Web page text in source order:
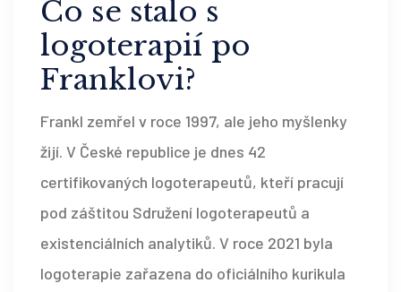
Co se stalo s
logoterapií po
Franklovi?
Frankl zemřel v roce 1997, ale jeho myšlenky
žijí. V České republice je dnes 42
certifikovaných logoterapeutů, kteří pracují
pod záštitou Sdružení logoterapeutů a
existenciálních analytiků. V roce 2021 byla
logoterapie zařazena do oficiálního kurikula